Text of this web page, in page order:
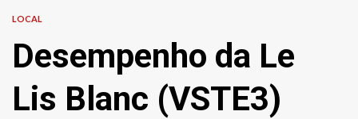
LOCAL
Desempenho da Le
Lis Blanc (VSTE3)